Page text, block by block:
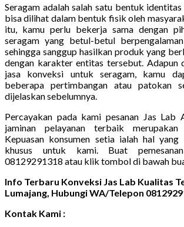
Seragam adalah salah satu bentuk
bisa dilihat dalam bentuk fisik oleh
itu, kamu perlu bekerja sama dengan
seragam yang betul-betul
sehingga sanggup hasilkan produk yang
dengan karakter entitas tersebut. Adapun
jasa konveksi untuk seragam, kamu
beberapa pertimbangan atau patokan
dijelaskan sebelumnya.
Percayakan pada kami pesanan Jas Lab
jaminan pelayanan terbaik
Kepuasan konsumen setia ialah hal
khusus untuk kami. Buat
08129291318 atau klik tombol di bawah
Info Terbaru Konveksi Jas Lab Kualitas
Lumajang, Hubungi WA/Telepon
Kontak Kami :